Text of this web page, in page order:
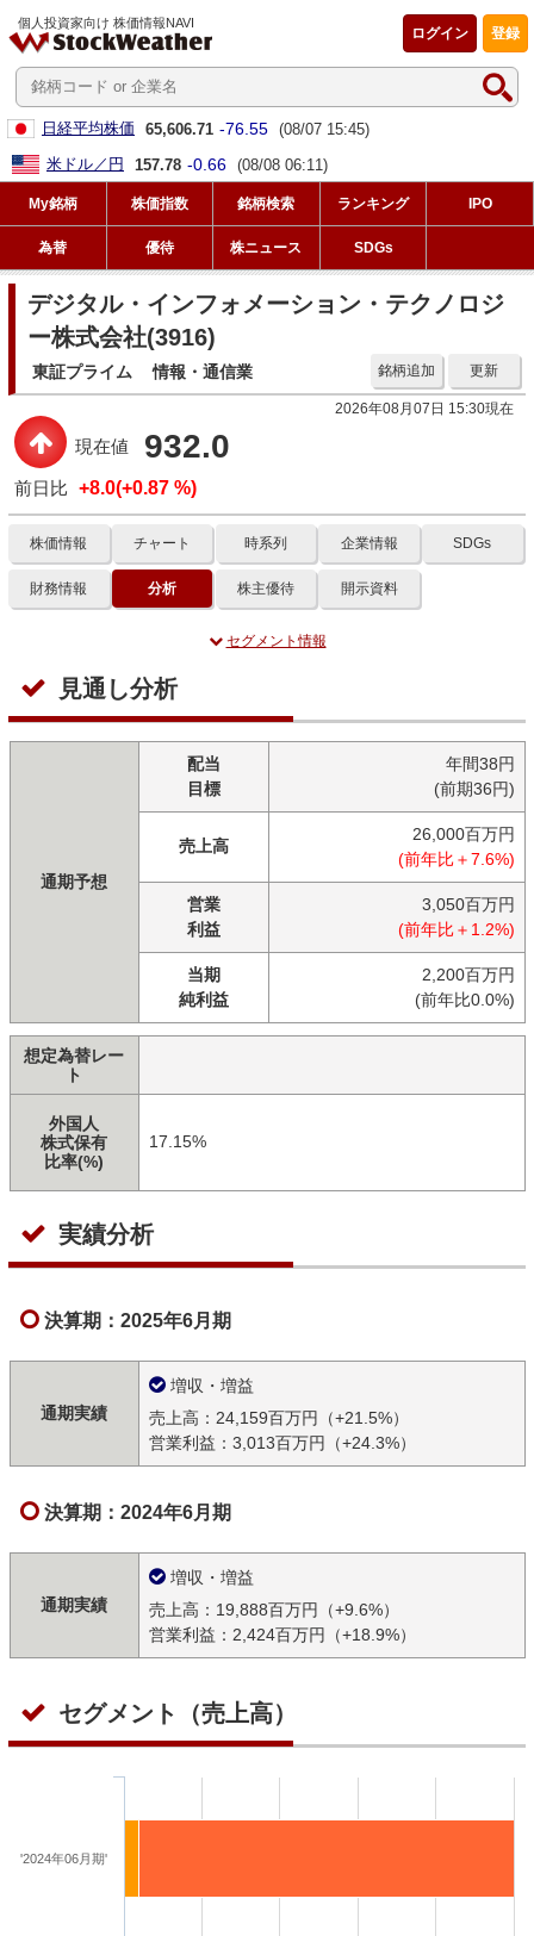
個人投資家向け 株価情報NAVI
登録
ログイン
日経平均株価 65,606.71 -76.55 (08/07 15:45)
米ドル／円
157.78 -0.66 (08/08 06:11)
My銘柄 株価指数 銘柄検索 ランキング IPO
為替 優待 株ニュース SDGs
デジタル・インフォメーション・テクノロジ
ー株式会社(3916)
東証プライム 情報・通信業 更新
銘柄追加
2026年08月07日 15:30現在
現在値 932.0
前日比 +8.0(+0.87 %)
株価情報 チャート 時系列 企業情報 SDGs
財務情報 分析 株主優待 開示資料
セグメント情報
見通し分析
通期予想
配当
目標
年間38円
(前期36円)
売上高
26,000百万円
(前年比＋7.6%)
営業
利益
3,050百万円
(前年比＋1.2%)
当期
純利益
2,200百万円
(前年比0.0%)
想定為替レー
ト
外国人
株式保有
比率(%)
17.15%
実績分析
決算期：2025年6月期
通期実績
増収・増益
売上高：24,159百万円（+21.5%）
営業利益：3,013百万円（+24.3%）
決算期：2024年6月期
通期実績
増収・増益
売上高：19,888百万円（+9.6%）
営業利益：2,424百万円（+18.9%）
セグメント（売上高）
'2024年06月期'